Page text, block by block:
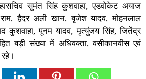
सुमंत सिंह कुशवाहा, एडवोकेट अयाज
हैदर अली खान, बृजेश यादव, मोहनलाल
कुशवाहा, पूनम यादव, मृत्युंजय सिंह, जितेंद्र
बड़ी संख्या में अधिवक्ता, वसीकानवीस एवं